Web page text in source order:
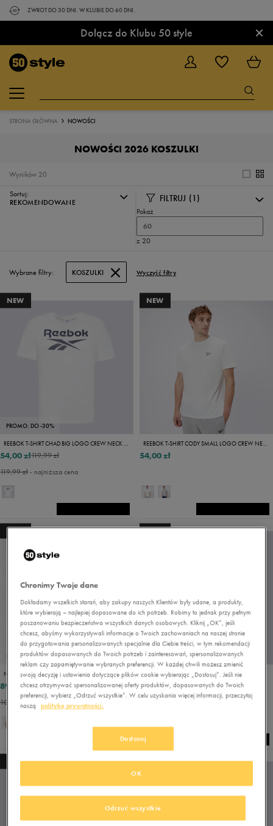
ZWROT DO 30 DNI. W KLUBIE DO 60 DNI.
Dołącz do Klubu 50 style ×
STRONA GŁÓWNA NOWOŚCI
NOWOŚCI 2026 KOSZULKI
20
Wyników
Sortuj:
REKOMENDOWANE
FILTRUJ (1)
Pokaż
60
z 20
Wybrane filtry: KOSZULKI Wyczyść filtry
NEW
PROMO: DO -30%
REEBOK T-SHIRT CHAD BIG LOGO CREW NECK SS TEE
119,99 zł
54,00 zł
119,99 zł- najniższa cena
NEW
REEBOK T-SHIRT CODY SMALL LOGO CREW NECK
54,00 zł
NEW
PRODUKT SPECJALNY
NIKE T-SHIRT SPORTSWEAR CLUB
99,99 zł
89,99 zł
109,99 zł - najniższa cena
NEW
PROMO: DO -30%
REEBOK T-SHIRT ATH DEPT GRAPHIC TEE
119,99 zł
42,00 zł
54,00 zł - najniższa cena
NEW NEW
Chronimy Twoje dane
Dokładamy wszelkich starań, aby zakupy naszych Klientów były udane, a produkty,
które wybierają – najlepiej dopasowane do ich potrzeb. Robimy to jednak przy pełnym
poszanowaniu bezpieczeństwa wszystkich danych osobowych. Kliknij „OK”, jeśli
chcesz, abyśmy wykorzystywali informacje o Twoich zachowaniach na naszej stronie
do przygotowania personalizowanych specjalnie dla Ciebie treści, w tym rekomendacji
produktów dopasowanych do Twoich potrzeb i zainteresowań, spersonalizowanych
reklam czy zapamiętywanie wybranych preferencji. W każdej chwili możesz zmienić
swoją decyzję i ustawienia dotyczące plików cookie wybierając „Dostosuj”. Jeśli nie
chcesz otrzymywać spersonalizowanej oferty produktów, dopasowanych do Twoich
preferencji, wybierz „Odrzuć wszystkie”. W celu uzyskania więcej informacji, przeczytaj
naszą
politykę prywatności.
Dostosuj
Odrzuć wszystkie
OK